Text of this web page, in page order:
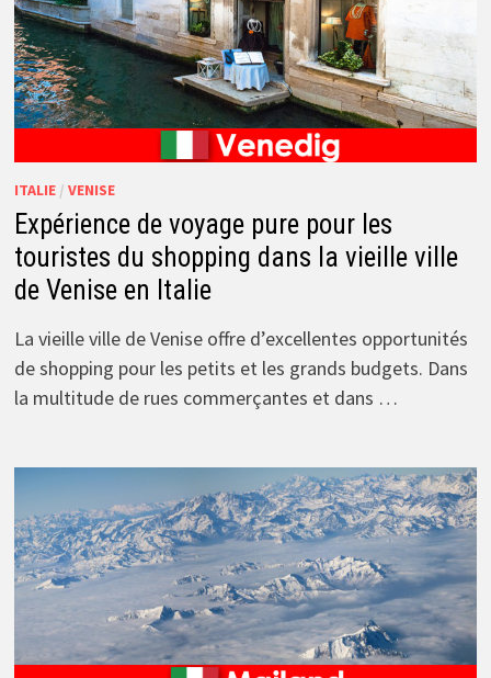
ITALIE/ VENISE
Expérience de voyage pure pour les
touristes du shopping dans la vieille ville
de Venise en Italie
La vieille ville de Venise offre d’excellentes opportunités
de shopping pour les petits et les grands budgets. Dans
la multitude de rues commerçantes et dans …